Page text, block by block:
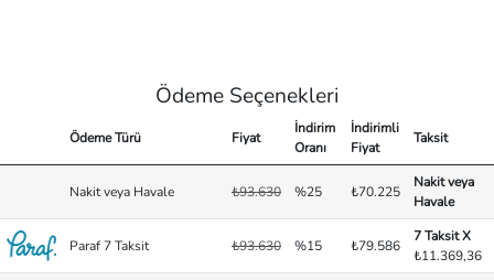
Ödeme Seçenekleri
Ödeme Türü Fiyat
İndirim
Oranı
İndirimli
Fiyat
Taksit
Nakit veya Havale ₺93.630 %25 ₺70.225
Nakit veya
Havale
Paraf 7 Taksit ₺93.630 %15 ₺79.586
7 Taksit X
₺11.369,36